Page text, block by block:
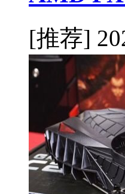
[推荐]